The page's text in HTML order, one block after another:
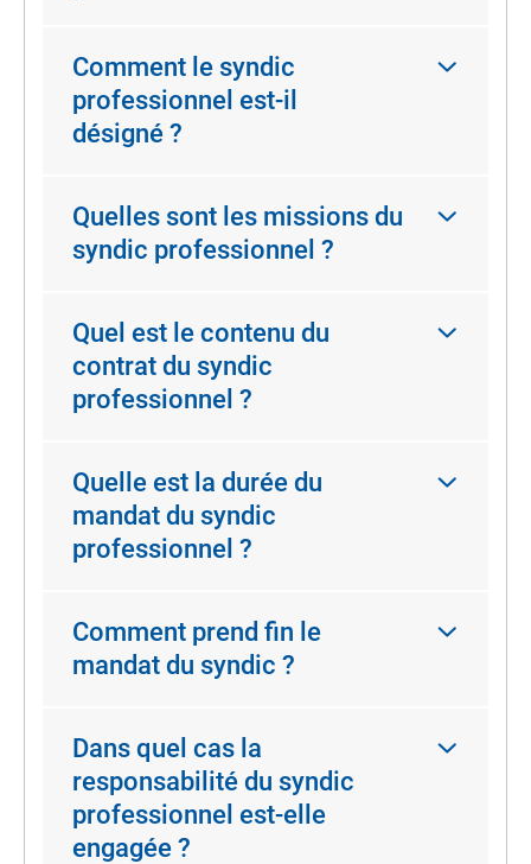
Comment le syndic
professionnel est-il
désigné ?
Quelles sont les missions du
syndic professionnel ?
Quel est le contenu du
contrat du syndic
professionnel ?
Quelle est la durée du
mandat du syndic
professionnel ?
Comment prend fin le
mandat du syndic ?
Dans quel cas la
responsabilité du syndic
professionnel est-elle
engagée ?